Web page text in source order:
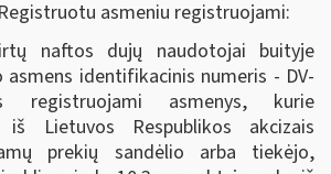
asmeniu registruojami:
naftos dujų naudotojai buityje
identifikacinis numeris - DV-
registruojami asmenys, kurie
iš Lietuvos Respublikos akcizais
prekių sandėlio arba tiekėjo,